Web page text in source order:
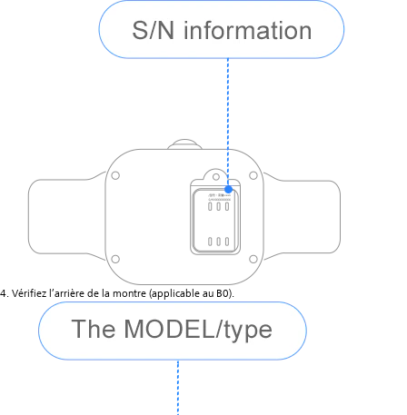
4. Vérifiez l’arrière de la montre (applicable au B0).